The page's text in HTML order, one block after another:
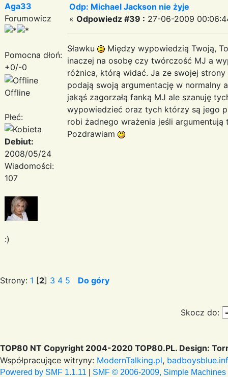
Aga33
Forumowicz
Pomocna dłoń:
+0/-0
Offline
Płeć:
Debiut:
2008/05/24
Wiadomości:
107
:)
Odp: Michael Jackson nie żyje
« Odpowiedz #39 : 27-06-2009
Sławku
Między wypowiedzią Twoją,
inaczej na osobę czy twórczość MJ a
różnica, którą widać. Ja ze swojej
podają swoją argumentację w normalny
jakąś zagorzałą fanką MJ ale szanuję
wypowiedzieć oraz tych którzy są jego
robi żadnego wrażenia jeśli
Pozdrawiam
Strony: 1 [2] 3 4 5 Do góry
Skocz do:
TOP80 NT Copyright 2004-2020 TOP80.PL. Design:
Współpracujące witryny: ModernTalking.pl,
Powered by SMF 1.1.11
SMF © 2006-2009, Simple Machines